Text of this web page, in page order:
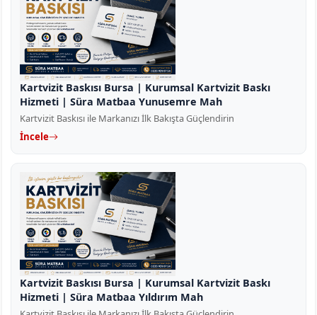
Kartvizit Baskısı Bursa | Kurumsal Kartvizit Baskı
Hizmeti | Süra Matbaa Yunusemre Mah
Kartvizit Baskısı ile Markanızı İlk Bakışta Güçlendirin
İncele
Kartvizit Baskısı Bursa | Kurumsal Kartvizit Baskı
Hizmeti | Süra Matbaa Yıldırım Mah